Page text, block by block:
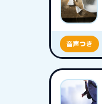
音声つき